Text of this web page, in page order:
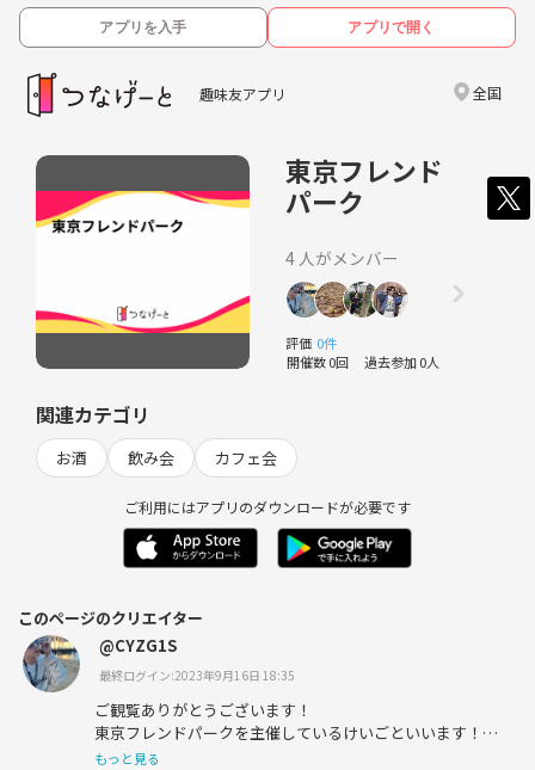
アプリを入手 アプリで開く
趣味友アプリ 全国
東京フレンド
パーク
4 人がメンバー
評価 0件
開催数 0回 過去参加 0人
関連カテゴリ
お酒 飲み会 カフェ会
ご利用にはアプリのダウンロードが必要です
このページのクリエイター
@CYZG1S
最終ログイン:2023年9月16日 18:35
ご観覧ありがとうございます！
東京フレンドパークを主催しているけいごといいます！
もっと見る